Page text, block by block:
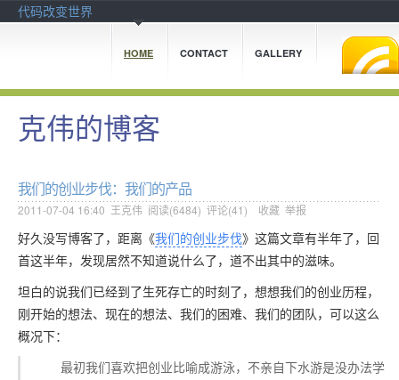
代码改变世界
HOME CONTACT GALLERY
克伟的博客
我们的创业步伐：我们的产品
2011-07-04 16:40 王克伟 阅读(6484) 评论(41) 收藏 举报
好久没写博客了，距离《我们的创业步伐》这篇文章有半年了，回
首这半年，发现居然不知道说什么了，道不出其中的滋味。
坦白的说我们已经到了生死存亡的时刻了，想想我们的创业历程，
刚开始的想法、现在的想法、我们的困难、我们的团队，可以这么
概况下：
最初我们喜欢把创业比喻成游泳，不亲自下水游是没办法学